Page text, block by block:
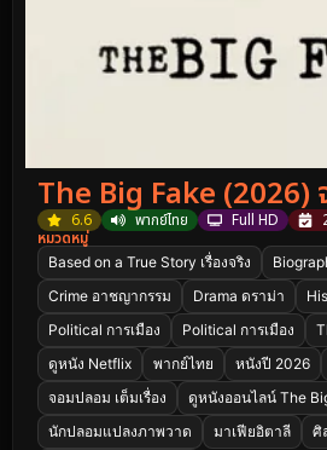
The Big Fake (2026)
6.6 พากย์ไทย Full HD
หมวดหมู่
Based on a True Story เรื่องจริง
Crime อาชญากรรม
Drama ดราม่า
Political การเมือง
Political การเมือง
ดูหนัง Netflix
พากย์ไทย หนังปี 2026
จอมปลอม เต็มเรื่อง
ดูหนังออนไลน์ The
นักปลอมแปลงภาพวาด
มาเฟียอิตาลี
ศิ